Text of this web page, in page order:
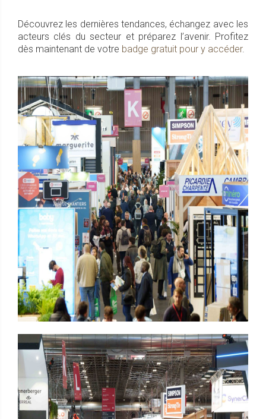
Découvrez les dernières tendances, échangez avec les
acteurs clés du secteur et préparez l’avenir. Profitez
dès maintenant de votre badge gratuit pour y accéder.